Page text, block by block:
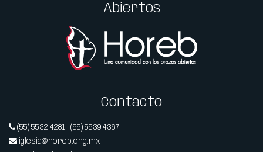
Abiertos
Contacto
(55) 5532 4281 | (55) 5539 4367
iglesia@horeb.org.mx